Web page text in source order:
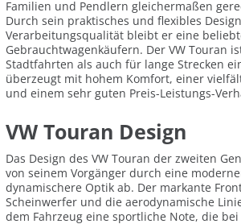
Familien und Pendlern gleichermaßen
Durch sein praktisches und flexibles
Verarbeitungsqualität bleibt er eine
Gebrauchtwagenkäufern. Der VW Touran
Stadtfahrten als auch für lange Strecken
überzeugt mit hohem Komfort, einer
und einem sehr guten Preis-Leistungs-
VW Touran Design
Das Design des VW Touran der zweiten
von seinem Vorgänger durch eine
dynamischere Optik ab. Der markante
Scheinwerfer und die aerodynamische
dem Fahrzeug eine sportliche Note, die